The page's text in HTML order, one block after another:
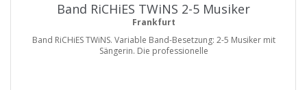
Band RiCHiES TWiNS 2-5 Musiker
Frankfurt
Band RiCHiES TWiNS. Variable Band-Besetzung: 2-5 Musiker mit
Sängerin. Die professionelle